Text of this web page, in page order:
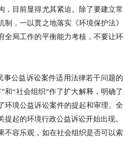
，目前显得尤其紧迫。除了要建立常
，一以贯之地落实《环境保护法》
全局工作的平衡能力考核，不要让环
公益诉讼案件适用法律若干问题的
和“社会组织”作了扩大解释，明确了
环境公益诉讼案件的提起和审理。全
起的环境行政公益诉讼开始出现。
容乐观，如在社会组织是否可以索